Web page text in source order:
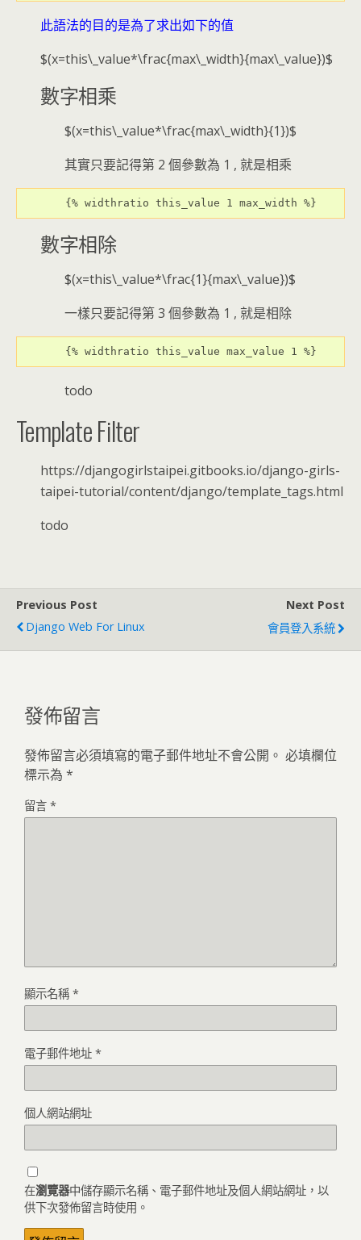
此語法的目的是為了求出如下的值
$(x=this\_value*\frac{max\_width}{max\_value})$
數字相乘
$(x=this\_value*\frac{max\_width}{1})$
其實只要記得第 2 個參數為 1 , 就是相乘
{% widthratio this_value 1 max_width %}
數字相除
$(x=this\_value*\frac{1}{max\_value})$
一樣只要記得第 3 個參數為 1 , 就是相除
{% widthratio this_value max_value 1 %}
todo
Template Filter
https://djangogirlstaipei.gitbooks.io/django-girls-
taipei-tutorial/content/django/template_tags.html
todo
Previous Post
Django Web For Linux
Next Post
會員登入系統
發佈留言
發佈留言必須填寫的電子郵件地址不會公開。 必填欄位
標示為 *
留言 *
顯示名稱 *
電子郵件地址 *
個人網站網址
在瀏覽器中儲存顯示名稱、電子郵件地址及個人網站網址，以
供下次發佈留言時使用。